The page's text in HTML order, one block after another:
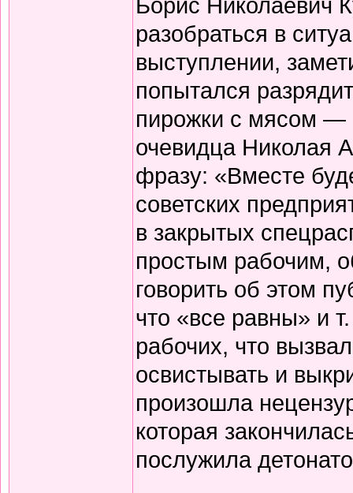
разобраться в
выступлении,
попытался
пирожки с мясом —
очевидца Николая
фразу: «Вместе
советских
в закрытых
простым рабочим,
говорить об этом
что «все равны» и
рабочих, что
освистывать и
произошла
которая
послужила